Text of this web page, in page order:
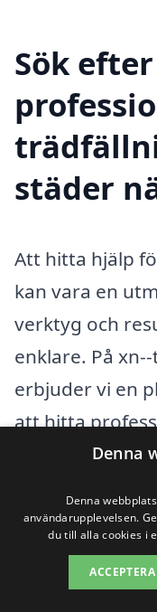
Sök
städer
Att hitta hjälp
kan vara en
verktyg och
enklare. På
erbjuder vi en
att hitta
trädfällning i
du behöver ta
säkerställa att
tillgängligt,
som är
Denna
Denna
användarupplevelsen.
du till alla cookies i